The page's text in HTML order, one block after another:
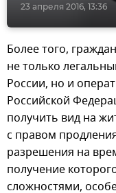
23 апреля 2016, 13:36
Более того,
не только
России, но и
Российской
получить вид на
с правом
разрешения на
получение
сложностями,